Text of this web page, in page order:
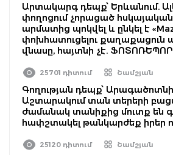
Արտակարգ դեպք՝ Երևանում.
փողոցում չորացած
արմատից պոկվել և ընկել է
փոխհատուցելու
վնասը, հայտնի չէ.
25701 դիտում Շամշյան
Գողության դեպք՝ Արագածոտնի
Աշտարակում տան տերերի
ժամանակ տանիքից մուտք են
հափշտակել թանկարժեք իրեր
25120 դիտում Շամշյան